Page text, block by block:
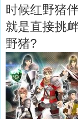
时候红野猪
就是直接挑
野猪?